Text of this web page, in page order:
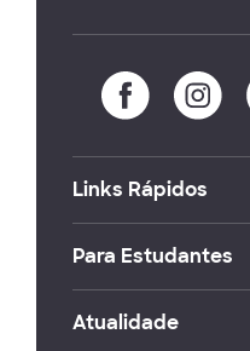
Links Rápidos
Para Estudantes
Atualidade